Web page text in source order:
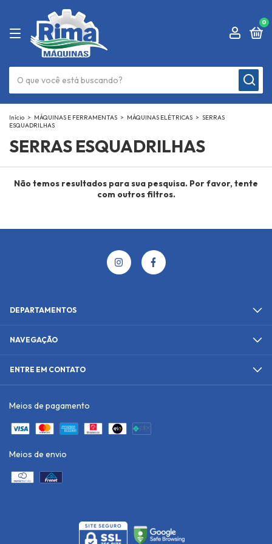
0
Início > MÁQUINAS E FERRAMENTAS > MÁQUINAS ELÉTRICAS > SERRAS
ESQUADRILHAS
SERRAS ESQUADRILHAS
Não temos resultados para sua pesquisa. Por favor, tente
com outros filtros.
DEPARTAMENTOS
NAVEGAÇÃO
ENTRE EM CONTATO
Meios de pagamento
Meios de envio